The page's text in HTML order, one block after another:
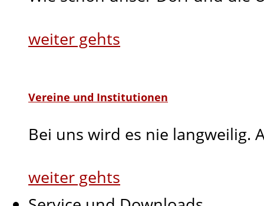
weiter gehts
Vereine und Institutionen
Bei uns wird es nie langweilig.
weiter gehts